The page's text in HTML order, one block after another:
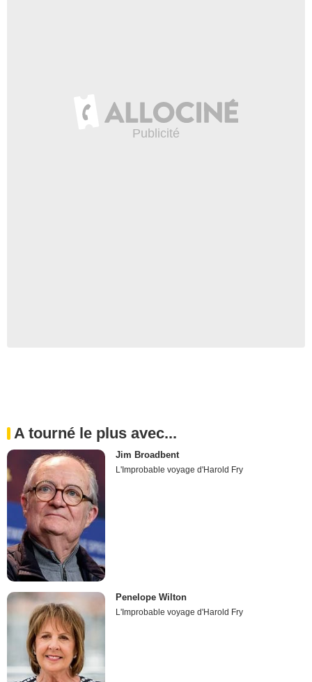
A tourné le plus avec...
Jim Broadbent
L'Improbable voyage d'Harold Fry
Penelope Wilton
L'Improbable voyage d'Harold Fry